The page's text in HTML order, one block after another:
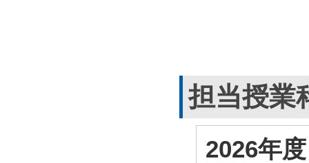
担当授業
2026年